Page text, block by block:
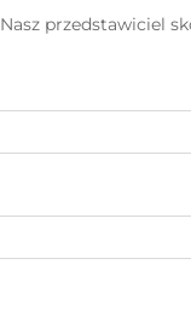
Nasz przedstawiciel